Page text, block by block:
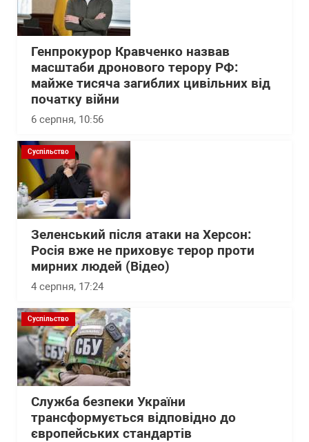
Генпрокурор Кравченко назвав
масштаби дронового терору РФ:
майже тисяча загиблих цивільних від
початку війни
6 серпня, 10:56
Суспільство
Зеленський після атаки на Херсон:
Росія вже не приховує терор проти
мирних людей (Відео)
4 серпня, 17:24
Суспільство
Служба безпеки України
трансформується відповідно до
європейських стандартів